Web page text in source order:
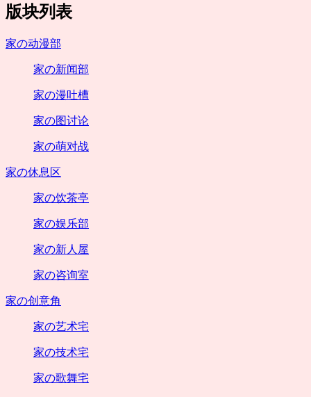
版块列表
家の动漫部
家の新闻部
家の漫吐槽
家の图讨论
家の萌对战
家の休息区
家の饮茶亭
家の娱乐部
家の新人屋
家の咨询室
家の创意角
家の艺术宅
家の技术宅
家の歌舞宅